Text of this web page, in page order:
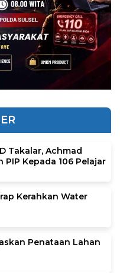
Takalar, Achmad
PIP Kepada 106 Pelajar
Kerahkan Water
Penataan Lahan